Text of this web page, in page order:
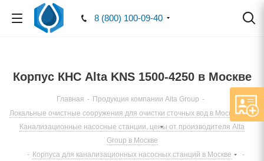
8 (800) 100-09-40
Корпус КНС Alta KNS 1500-4250 в Москве
Главная - Продукция компании Alta Group -
Локальные очистные сооружения для очистки сточных вод в Москве
-
Канализационные насосные станции, цены от производителя Alta
Group в Москве
- Корпуса для канализационных насосных станций в Москве
-